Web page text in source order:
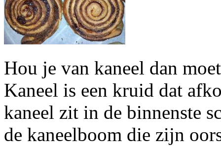
Hou je van kaneel dan
Kaneel is een kruid dat
kaneel zit in de binnenste
de kaneelboom die zijn